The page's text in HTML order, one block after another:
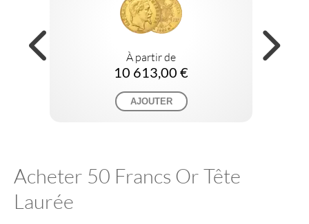
À partir de
10 613,00 €
AJOUTER
Acheter 50 Francs Or Tête
Laurée